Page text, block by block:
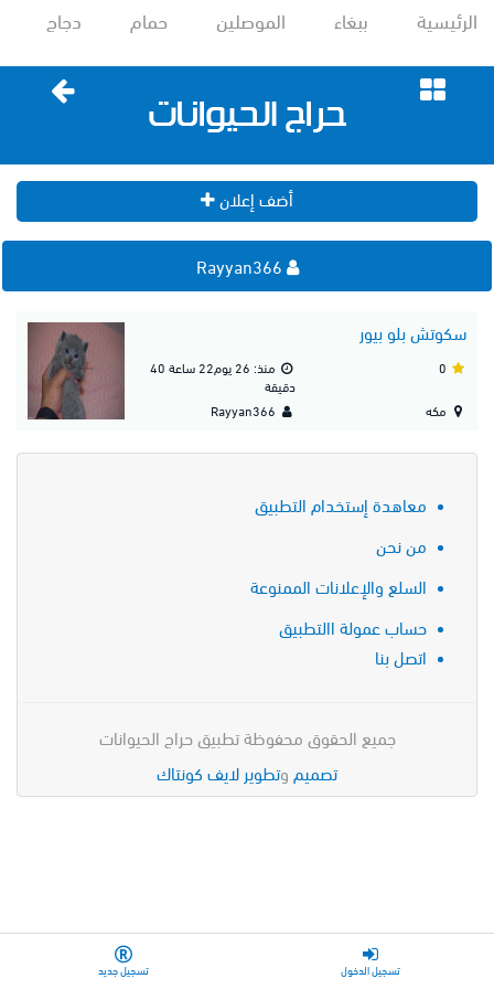
الرئيسية ببغاء الموصلين حمام دجاج
أضف إعلان
تسجيل الدخول تسجيل جديد
سكوتش بلو بيور
منذ: 26 يوم22 ساعة 40
دقيقة
مكه
معاهدة إستخدام التطبيق
من نحن
السلع والإعلانات الممنوعة
حساب عمولة االتطبيق
اتصل بنا
جميع الحقوق محفوظة تطبيق حراج الحيوانات
تصميم وتطوير لايف كونتاك